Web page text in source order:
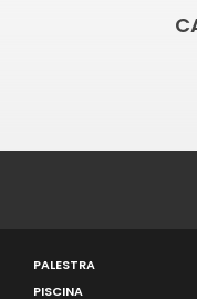
PALESTRA
PISCINA